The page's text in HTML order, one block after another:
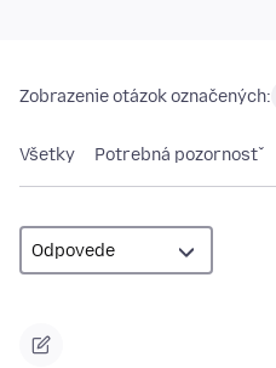
Zobrazenie otázok označených:
Všetky Potrebná pozornosť